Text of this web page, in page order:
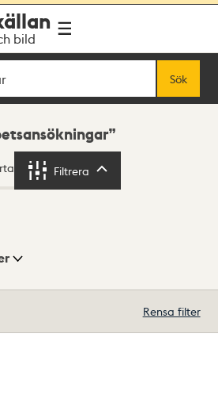
bild
Sök
Filtrera
Rensa filter